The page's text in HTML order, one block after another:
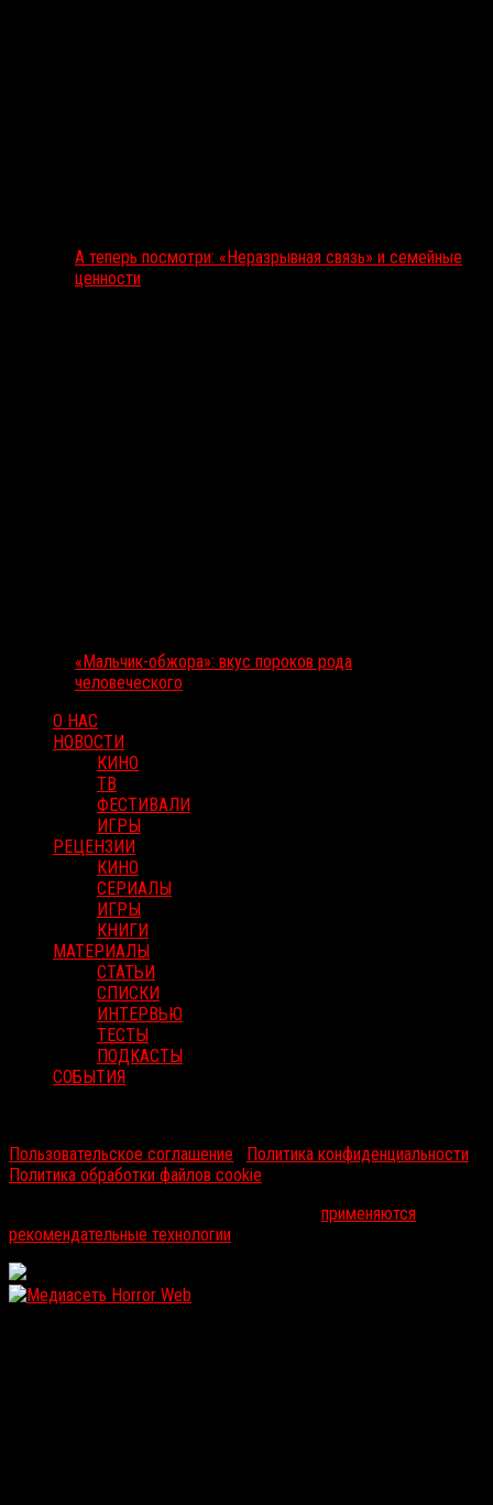
А теперь посмотри: «Неразрывная связь» и семейные
ценности
«Мальчик-обжора»: вкус пороков рода
человеческого
О НАС
НОВОСТИ
КИНО
ТВ
ФЕСТИВАЛИ
ИГРЫ
РЕЦЕНЗИИ
КИНО
СЕРИАЛЫ
ИГРЫ
КНИГИ
МАТЕРИАЛЫ
СТАТЬИ
СПИСКИ
ИНТЕРВЬЮ
ТЕСТЫ
ПОДКАСТЫ
СОБЫТИЯ
Пользовательское соглашение
Политика конфиденциальности
Политика обработки файлов cookie
применяются
рекомендательные технологии